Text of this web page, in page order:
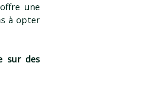
une
à opter
sur des